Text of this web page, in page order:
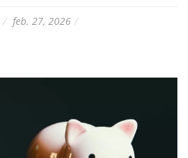
feb. 27, 2026